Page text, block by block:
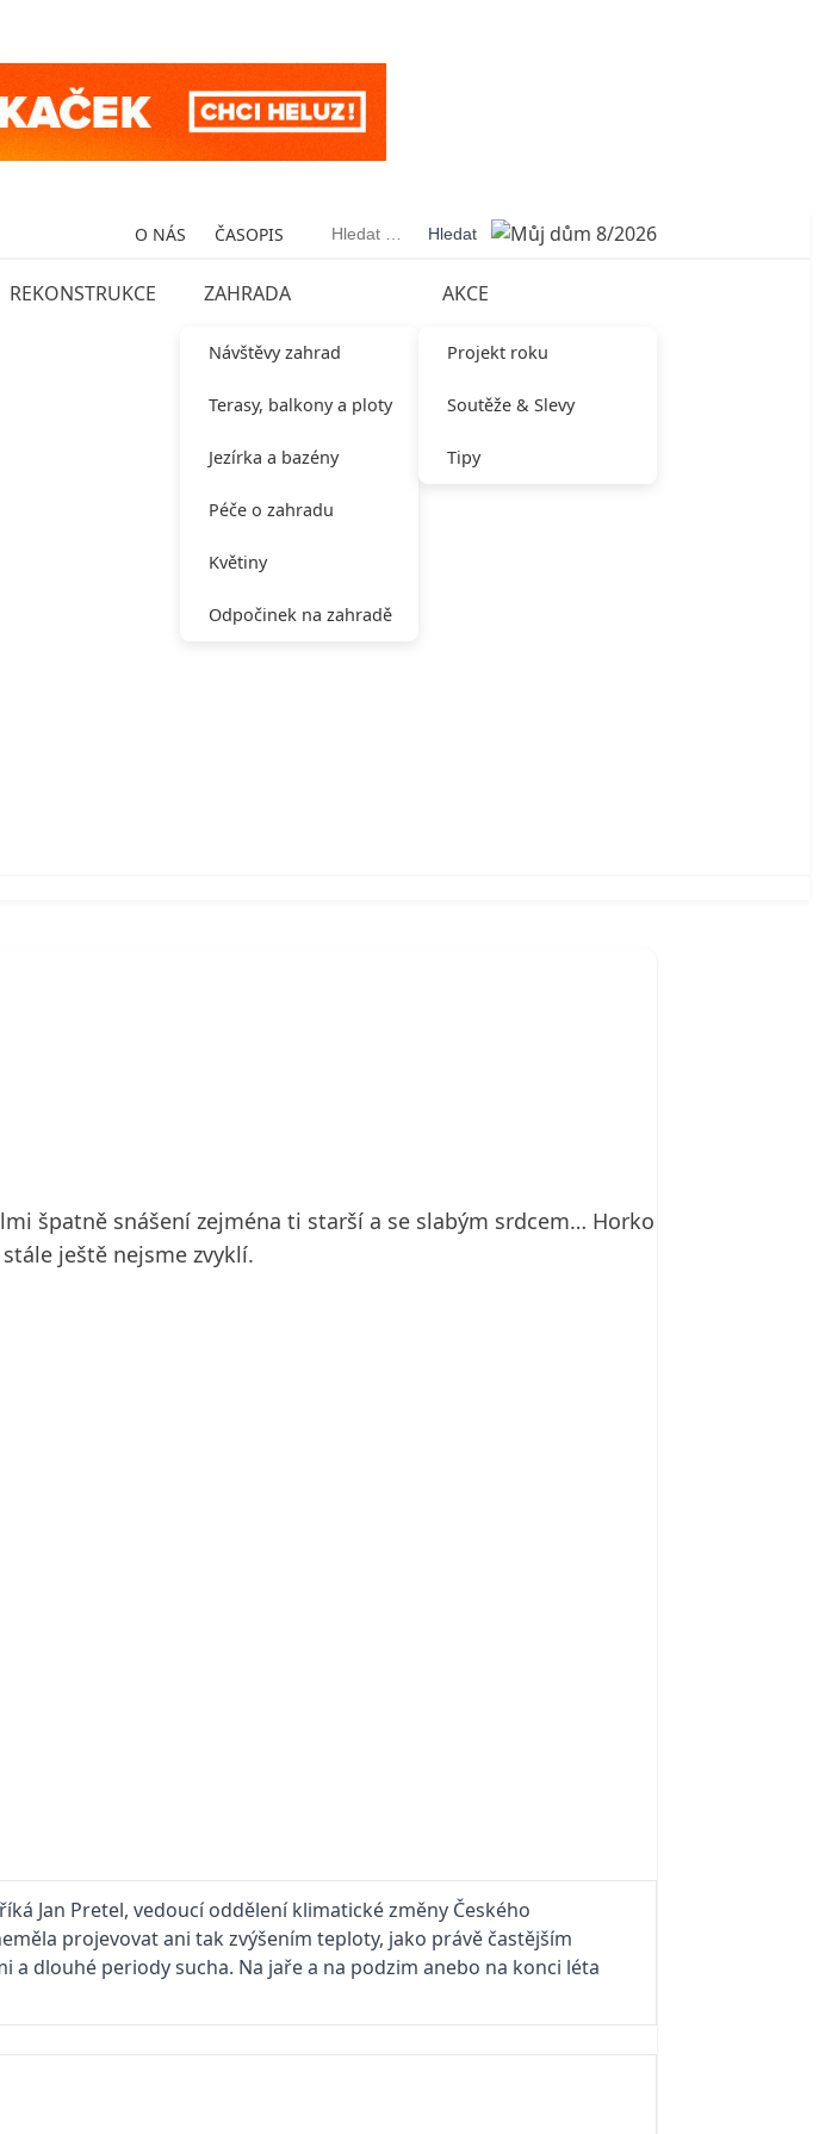
O NÁS ČASOPIS Vyhledávání
REKONSTRUKCE ZAHRADA
Návštěvy zahrad
Terasy, balkony a ploty
Jezírka a bazény
Péče o zahradu
Květiny
Odpočinek na zahradě
AKCE
Projekt roku
Soutěže & Slevy
Tipy
špatně snášení zejména ti starší a se slabým srdcem… Horko
ještě nejsme zvyklí.
Jan Pretel, vedoucí oddělení klimatické změny Českého
projevovat ani tak zvýšením teploty, jako právě častějším
dlouhé periody sucha. Na jaře a na podzim anebo na konci léta